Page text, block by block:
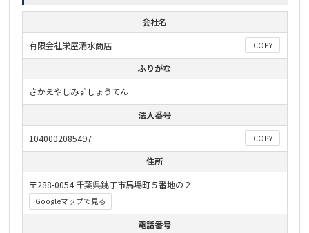
会社名
有限会社栄屋清水商店
COPY
ふりがな
さかえやしみずしょうてん
法人番号
1040002085497
COPY
住所
〒288-0054 千葉県銚子市馬場町５番地の２
Googleマップで見る
電話番号